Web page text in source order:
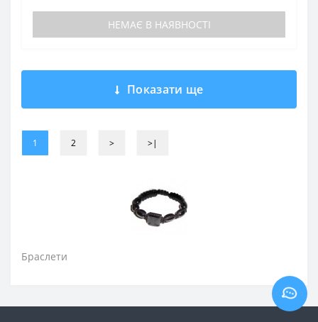
НЕМАЄ В НАЯВНОСТІ
Показати ще
1 2 > >|
Браслети